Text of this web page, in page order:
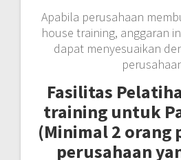
Apabila perusahaan
house training, anggaran
dapat menyesuaikan
Fasilitas
training untuk
(Minimal 2 orang
perusahaan